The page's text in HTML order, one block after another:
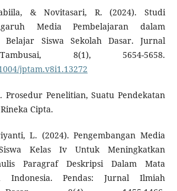
& Novitasari, R. (2024). Studi
Media Pembelajaran dalam
Belajar Siswa Sekolah Dasar. Jurnal
8(1), 5654-5658.
jptam.v8i1.13272
Prosedur Penelitian, Suatu Pendekatan
Cipta.
L. (2024). Pengembangan Media
Kelas Iv Untuk Meningkatkan
Paragraf Deskripsi Dalam Mata
Indonesia. Pendas: Jurnal Ilmiah